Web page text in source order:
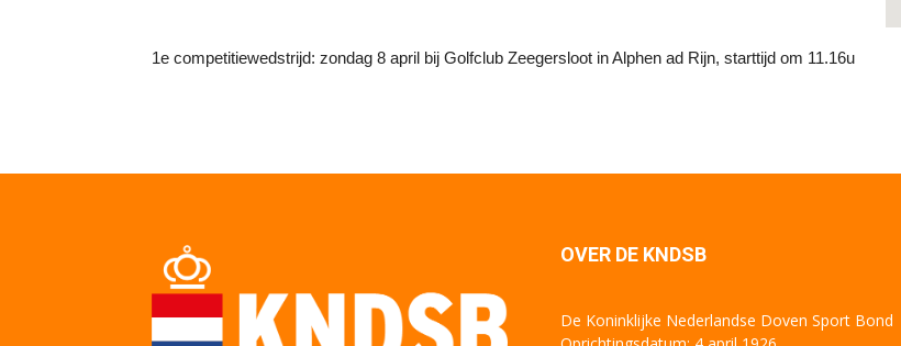
1e competitiewedstrijd: zondag 8 april bij Golfclub Zeegersloot in Alphen ad Rijn, starttijd om 11.16u
OVER DE KNDSB
De Koninklijke Nederlandse Doven Sport Bond